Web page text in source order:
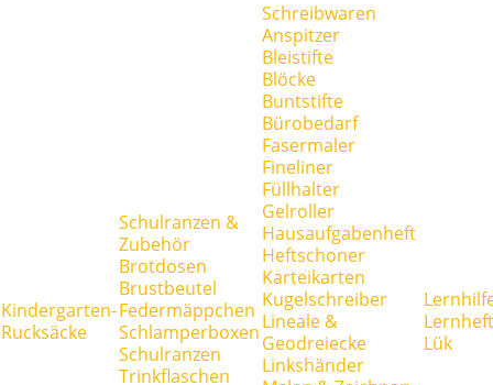
Kindergarten-
Rucksäcke
Schulranzen &
Zubehör
Brotdosen
Brustbeutel
Federmäppchen
Schlamperboxen
Schulranzen
Trinkflaschen
Schreibwaren
Anspitzer
Bleistifte
Blöcke
Buntstifte
Bürobedarf
Fasermaler
Fineliner
Füllhalter
Gelroller
Hausaufgabenheft
Heftschoner
Karteikarten
Kugelschreiber
Lineale &
Geodreiecke
Linkshänder
Lük